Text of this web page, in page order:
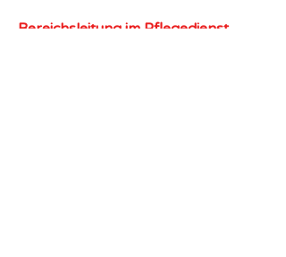
Bereichsleitung im Pflegedienst